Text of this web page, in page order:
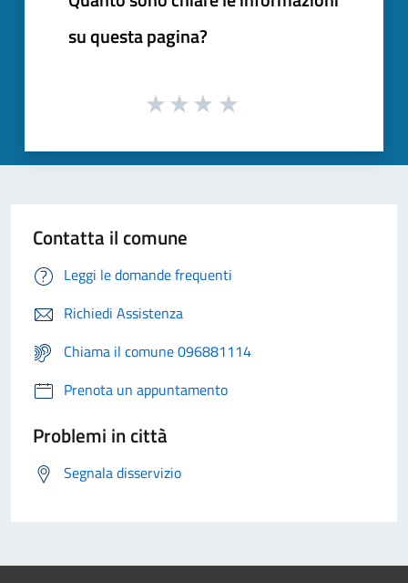
su questa pagina?
Contatta il comune
Leggi le domande frequenti
Richiedi Assistenza
Chiama il comune 096881114
Prenota un appuntamento
Problemi in città
Segnala disservizio